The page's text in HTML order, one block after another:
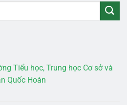
Tiểu học, Trung học Cơ sở và
Quốc Hoàn